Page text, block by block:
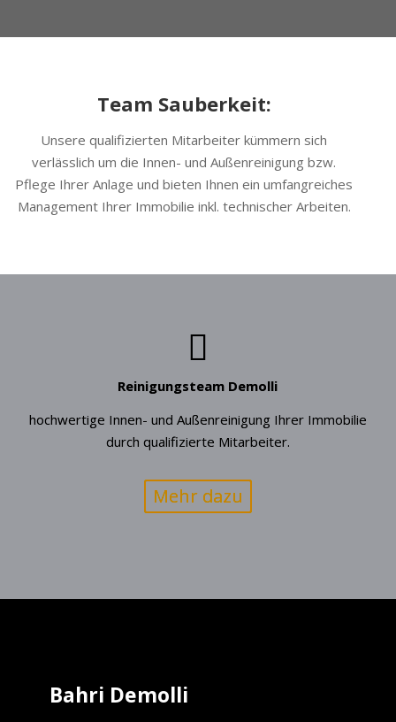
Team Sauberkeit:
Unsere qualifizierten Mitarbeiter kümmern sich
verlässlich um die Innen- und Außenreinigung bzw.
Pflege Ihrer Anlage und bieten Ihnen einumfangreiches
Management Ihrer Immobilie inkl. technischer Arbeiten.
Reinigungsteam Demolli
hochwertige Innen- und Außenreinigung Ihrer Immobilie
durch qualifizierte Mitarbeiter.
Mehr dazu
Bahri Demolli